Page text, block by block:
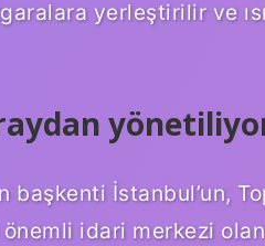
yerleştirilir ve
başkenti İstanbul’un,
önemli idari merkezi